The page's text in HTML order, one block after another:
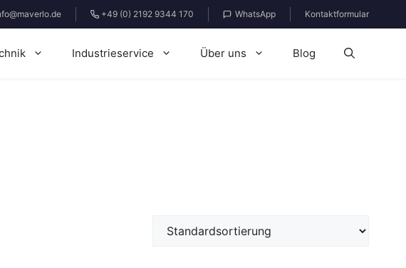
+49 (0) 2192 9344 170 WhatsApp Kontaktformular
Industrieservice Über uns Blog